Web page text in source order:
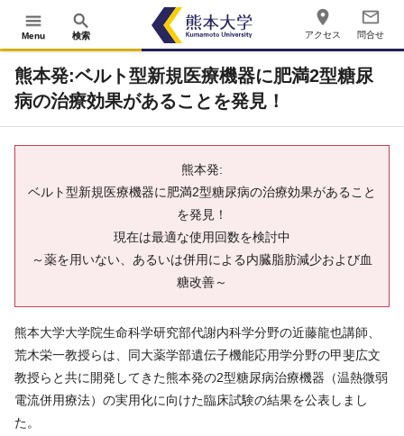
menu
Menu
search
検索
place
アクセス
mail_outline
問合せ
熊本発:ベルト型新規医療機器に肥満2型糖尿
病の治療効果があることを発見！
熊本発:
ベルト型新規医療機器に肥満2型糖尿病の治療効果があること
を発見！
現在は最適な使用回数を検討中
～薬を用いない、あるいは併用による内臓脂肪減少および血
糖改善～
熊本大学大学院生命科学研究部代謝内科学分野の近藤龍也講師、
荒木栄一教授らは、同大薬学部遺伝子機能応用学分野の甲斐広文
教授らと共に開発してきた熊本発の2型糖尿病治療機器（温熱微弱
電流併用療法）の実用化に向けた臨床試験の結果を公表しまし
た。